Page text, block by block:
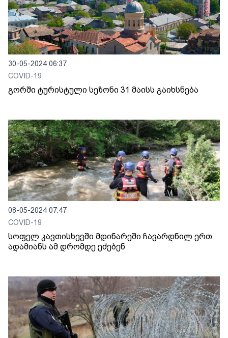
30-05-2024 06:37
COVID-19
გორში ტურისტული სეზონი 31 მაისს გაიხსნება
08-05-2024 07:47
COVID-19
სოფელ კავთისხევში მდინარეში ჩავარდნილ ერთ
ადამიანს ამ დრომდე ეძებენ